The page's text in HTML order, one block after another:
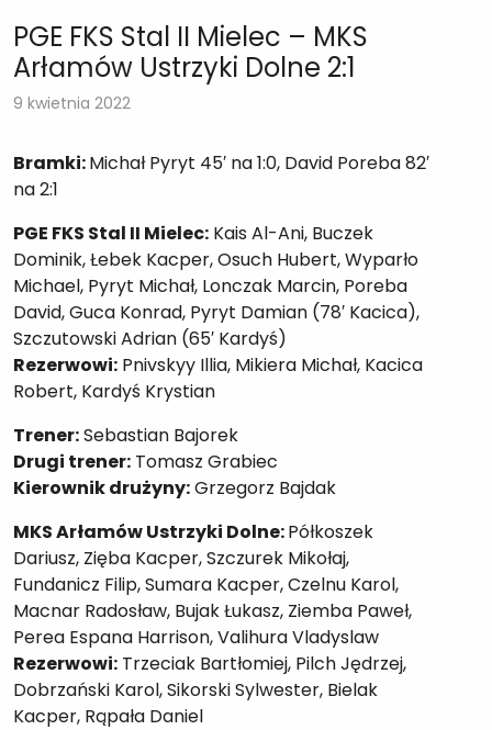
PGE FKS Stal II Mielec – MKS
Arłamów Ustrzyki Dolne 2:1
9 kwietnia 2022
Bramki:Michał Pyryt 45′ na 1:0, David Poreba 82′
na 2:1
PGE FKS Stal II Mielec: Kais Al-Ani, Buczek
Dominik, Łebek Kacper, Osuch Hubert, Wyparło
Michael, Pyryt Michał, Lonczak Marcin, Poreba
David, Guca Konrad, Pyryt Damian (78′ Kacica),
Szczutowski Adrian (65′ Kardyś)
Rezerwowi: Pnivskyy Illia, Mikiera Michał, Kacica
Robert, Kardyś Krystian
Trener:Sebastian Bajorek
Drugi trener: Tomasz Grabiec
Kierownik drużyny:Grzegorz Bajdak
MKS Arłamów Ustrzyki Dolne:Półkoszek
Dariusz, Zięba Kacper, Szczurek Mikołaj,
Fundanicz Filip, Sumara Kacper, Czelnu Karol,
Macnar Radosław, Bujak Łukasz, Ziemba Paweł,
Perea Espana Harrison, Valihura Vladyslaw
Rezerwowi: Trzeciak Bartłomiej, Pilch Jędrzej,
Dobrzański Karol, Sikorski Sylwester, Bielak
Kacper, Rąpała Daniel